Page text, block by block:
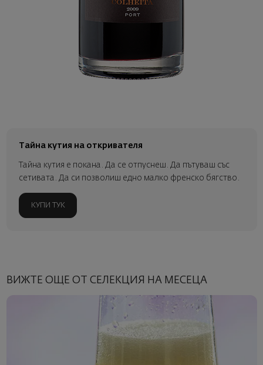
Тайна кутия на откривателя
Тайна кутия е покана. Да се отпуснеш. Да пътуваш със
сетивата. Да си позволиш едно малко френско бягство.
КУПИ ТУК
ВИЖТЕ ОЩЕ ОТ СЕЛЕКЦИЯ НА МЕСЕЦА